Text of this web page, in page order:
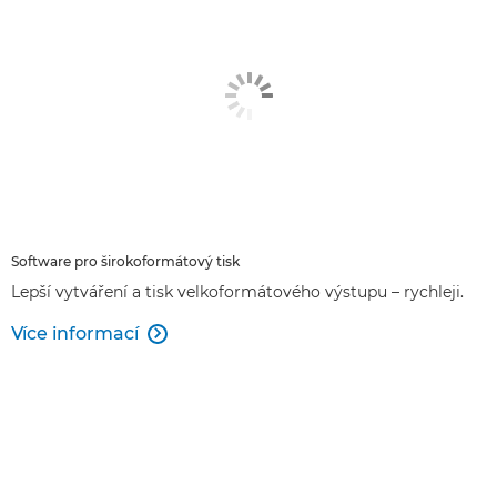
Software pro širokoformátový tisk
Lepší vytváření a tisk velkoformátového výstupu – rychleji.
Více informací 